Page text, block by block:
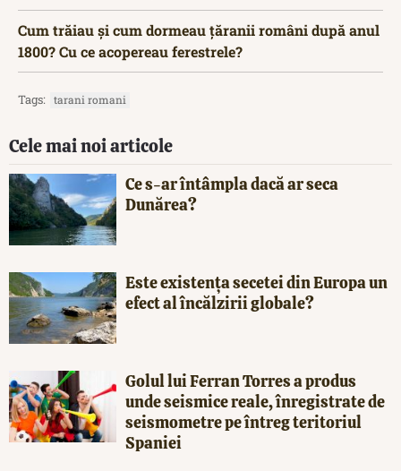
Cum trăiau și cum dormeau țăranii români după anul
1800? Cu ce acopereau ferestrele?
Tags: tarani romani
Cele mai noi articole
Ce s-ar întâmpla dacă ar seca
Dunărea?
Este existența secetei din Europa un
efect al încălzirii globale?
Golul lui Ferran Torres a produs
unde seismice reale, înregistrate de
seismometre pe întreg teritoriul
Spaniei